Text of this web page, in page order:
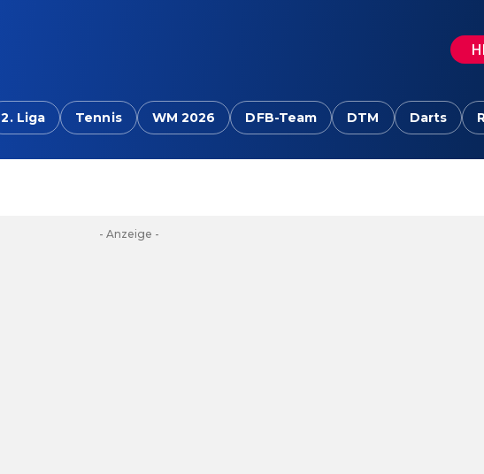
2. Liga Tennis WM 2026 DFB-Team DTM Darts
- Anzeige -